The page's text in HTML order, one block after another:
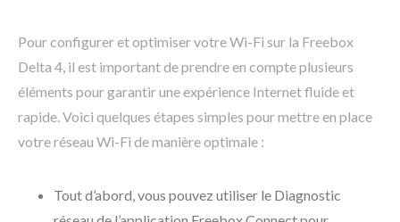
Pour configurer et optimiser votre Wi-Fi sur la Freebox
Delta 4, il est important de prendre en compte plusieurs
éléments pour garantir une expérience Internet fluide et
rapide. Voici quelques étapes simples pour mettre en place
votre réseau Wi-Fi de manière optimale :
Tout d’abord, vous pouvez utiliser le Diagnostic